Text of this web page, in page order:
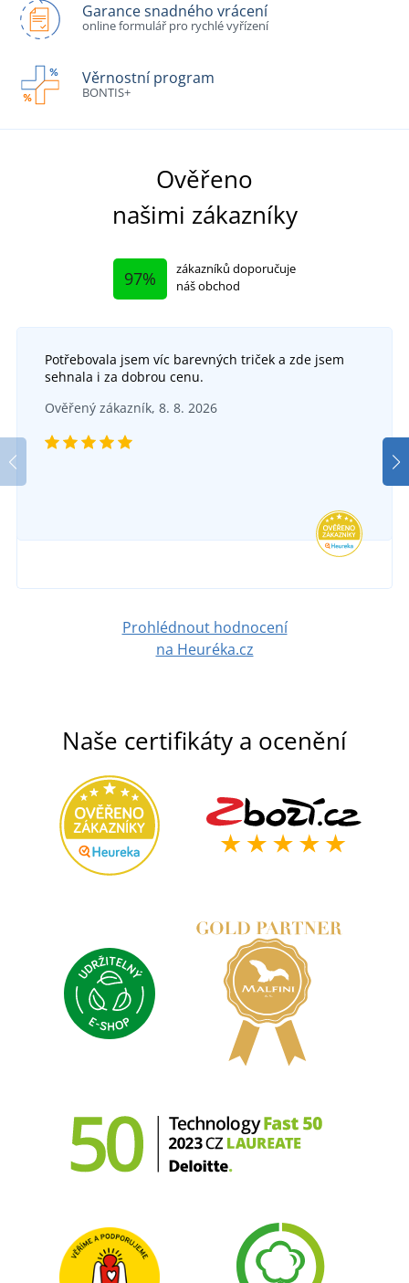
Garance snadného vrácení
online formulář pro rychlé vyřízení
Věrnostní program
BONTIS+
Ověřeno
našimi zákazníky
97%
zákazníků doporučuje
náš obchod
Potřebovala jsem víc barevných triček a zde jsem
sehnala i za dobrou cenu.
Ověřený zákazník, 8. 8. 2026
Prohlédnout hodnocení
na Heuréka.cz
Naše certifikáty a ocenění